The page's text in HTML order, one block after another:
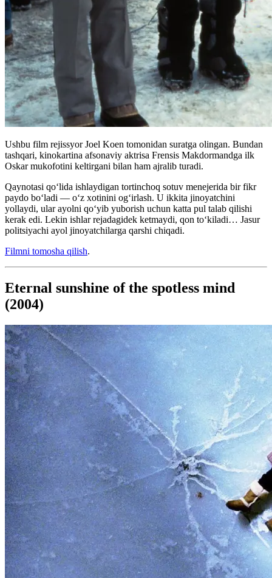
Ushbu film rejissyor Joel Koen tomonidan suratga olingan. Bundan
tashqari, kinokartina afsonaviy aktrisa Frensis Makdormandga ilk
Oskar mukofotini keltirgani bilan ham ajralib turadi.
Qaynotasi qo‘lida ishlaydigan tortinchoq sotuv menejerida bir fikr
paydo boʻladi — oʻz xotinini ogʻirlash. U ikkita jinoyatchini
yollaydi, ular ayolni qoʻyib yuborish uchun katta pul talab qilishi
kerak edi. Lekin ishlar rejadagidek ketmaydi, qon to‘kiladi… Jasur
politsiyachi ayol jinoyatchilarga qarshi chiqadi.
Filmni tomosha qilish.
Eternal sunshine of the spotless mind
(2004)